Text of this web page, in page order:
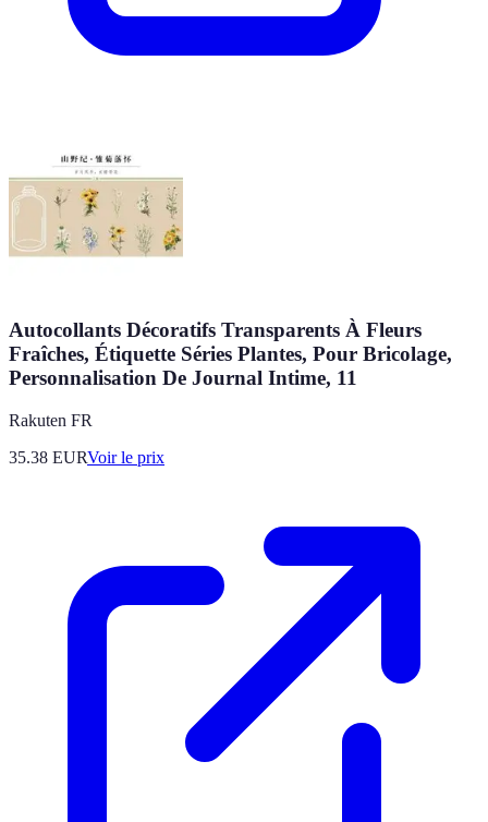
Autocollants Décoratifs Transparents À Fleurs
Fraîches, Étiquette Séries Plantes, Pour Bricolage,
Personnalisation De Journal Intime, 11
Rakuten FR
35.38 EURVoir le prix